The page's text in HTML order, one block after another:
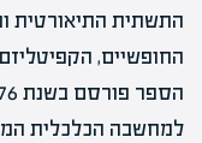
התשתית התיאורטית
החופשיים,
למחשבה הכלכלית